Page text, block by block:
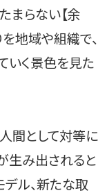
まらない【余
地域や組織で、
いく景色を見た
間として対等に
生み出されると
デル、新たな取